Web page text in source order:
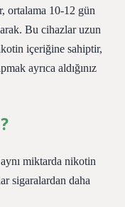
ortalama 10-12 gün
Bu cihazlar uzun
içeriğine sahiptir,
ayrıca aldığınız
miktarda nikotin
sigaralardan daha